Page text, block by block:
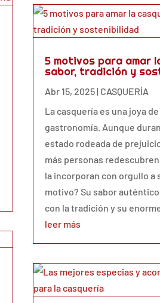
5 motivos para amar
sabor, tradición y
Abr 15, 2025| CASQUERÍA
La casquería es una joya
gastronomía. Aunque
estado rodeada de
más personas
la incorporan con orgullo a
motivo? Su sabor
con la tradición y su
leer más